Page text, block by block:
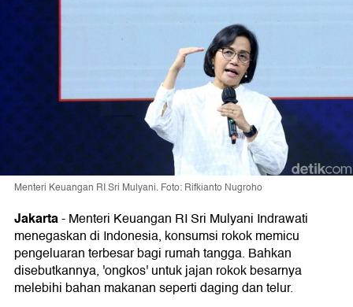
Menteri Keuangan RI Sri Mulyani. Foto: Rifkianto Nugroho
Jakarta-Menteri Keuangan RI Sri Mulyani Indrawati
menegaskan di Indonesia, konsumsi rokok memicu
pengeluaran terbesar bagi rumah tangga. Bahkan
disebutkannya, 'ongkos' untuk jajan rokok besarnya
melebihi bahan makanan seperti daging dan telur.